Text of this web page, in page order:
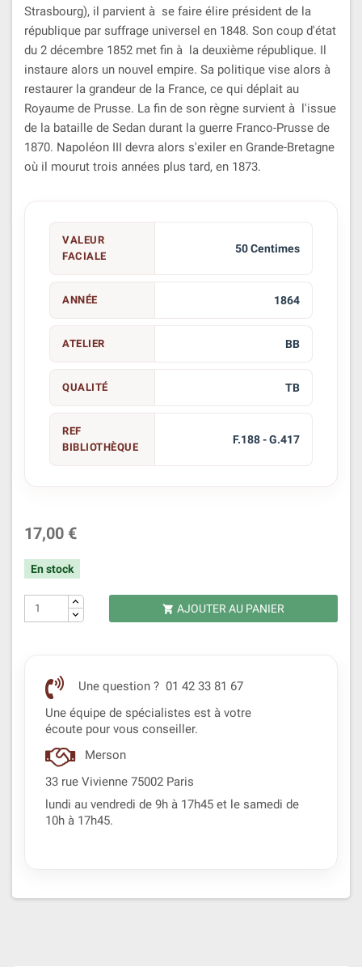
Strasbourg), il parvient à se faire élire président de la
république par suffrage universel en 1848. Son coup d'état
du 2 décembre 1852 met fin à la deuxième république. Il
instaure alors un nouvel empire. Sa politique vise alors à
restaurer la grandeur de la France, ce qui déplait au
Royaume de Prusse. La fin de son règne survient à l'issue
de la bataille de Sedan durant la guerre Franco-Prusse de
1870. Napoléon III devra alors s'exiler en Grande-Bretagne
où il mourut trois années plus tard, en 1873.
VALEUR
FACIALE
50 Centimes
ANNÉE 1864
ATELIER BB
QUALITÉ TB
REF
BIBLIOTHÈQUE
F.188 - G.417
17,00 €
En stock
 AJOUTER AU PANIER
Une question ? 01 42 33 81 67
Une équipe de spécialistes est à votre
écoute pour vous conseiller.
Merson
33 rue Vivienne 75002 Paris
lundi au vendredi de 9h à 17h45 et le samedi de
10h à 17h45.